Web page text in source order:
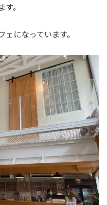
。
になっています。